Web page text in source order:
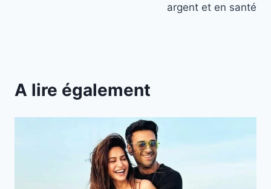
argent et en santé
A lire également